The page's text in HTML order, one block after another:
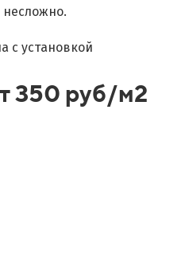
несложно.
с установкой
350 руб/м2